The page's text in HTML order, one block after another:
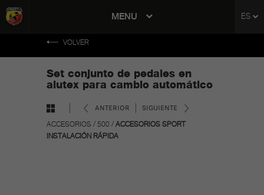
MENU ES
VOLVER
Set conjunto de pedales en
alutex para cambio automático
ANTERIOR SIGUIENTE
ACCESORIOS / 500 / ACCESORIOS SPORT
INSTALACIÓN RÁPIDA